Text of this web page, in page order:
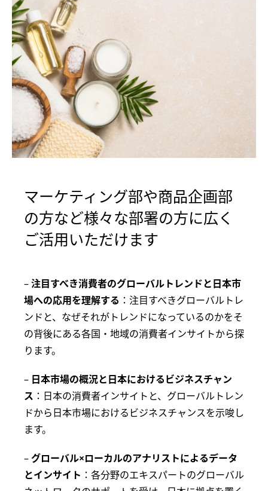
マーケティング部や商品企画部
の方など様々な部署の方に広く
ご活用いただけます
–注目すべき消費者のグローバルトレンドと日本市
場への応用を理解する ：注目すべきグローバルトレ
ンドと、なぜそれがトレンドになっているのかをそ
の背後にある各国・地域の消費者インサイトから探
ります。
– 日本市場の概況と日本におけるビジネスチャン
ス ：日本の消費者インサイトと、グローバルトレン
ドから日本市場におけるビジネスチャンスを示唆し
ます。
–グローバル×ローカルのアナリストによるデータ
とインサイト ：各分野のエキスパートのグローバル